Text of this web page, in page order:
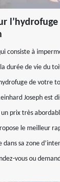
consiste à
durée de vie du
de votre
Joseph est
prix très
le meilleur
dans sa zone
vous ou